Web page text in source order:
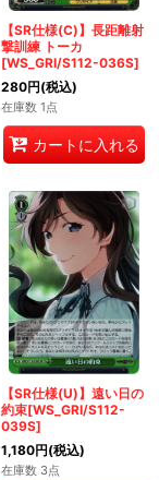
【SR仕様(C)】長距離射
撃訓練 トーカ
[WS_GRI/S112-036S]
280円(税込)
在庫数 1点
カートに入れる
【SR仕様(U)】遠い日の
約束[WS_GRI/S112-
039S]
1,180円(税込)
在庫数 3点